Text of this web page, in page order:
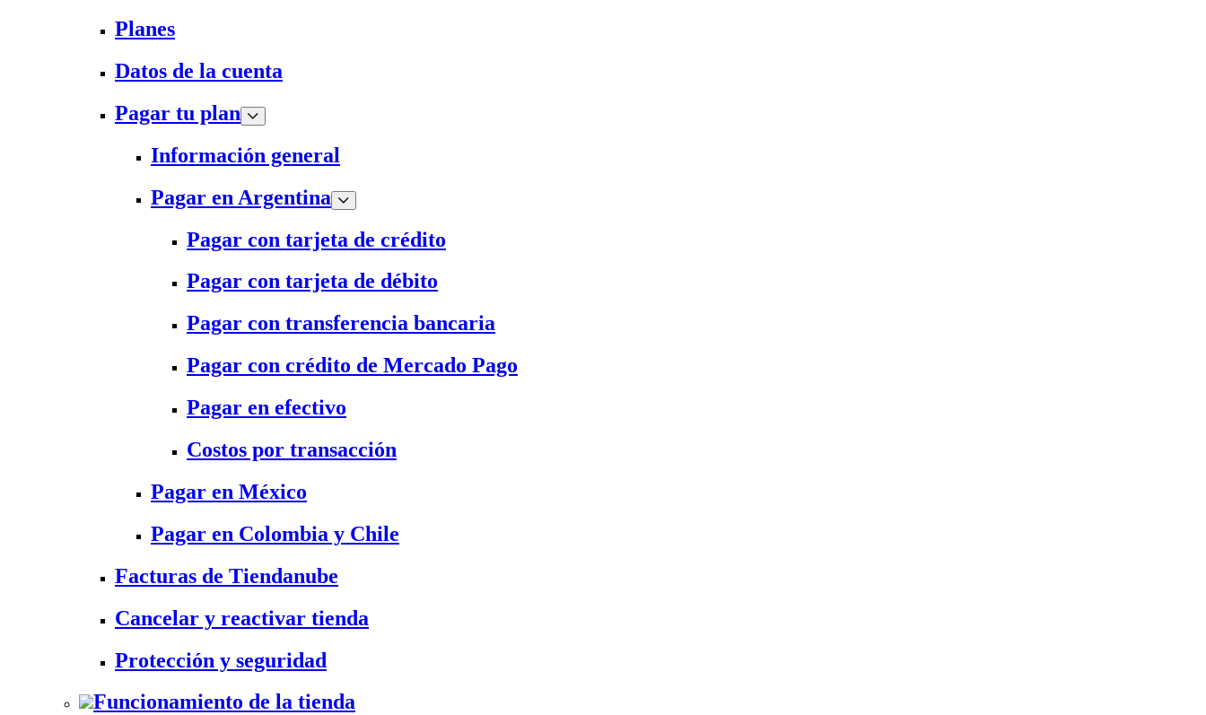
Planes
Datos de la cuenta
Pagar tu plan
Información general
Pagar en Argentina
Pagar con tarjeta de crédito
Pagar con tarjeta de débito
Pagar con transferencia bancaria
Pagar con crédito de Mercado Pago
Pagar en efectivo
Costos por transacción
Pagar en México
Pagar en Colombia y Chile
Facturas de Tiendanube
Cancelar y reactivar tienda
Protección y seguridad
Funcionamiento de la tienda